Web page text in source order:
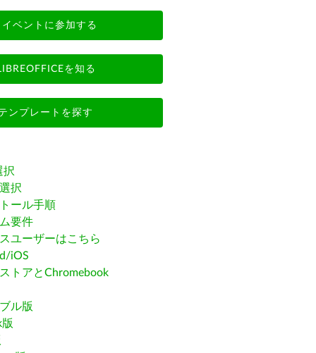
イベントに参加する
を知る
ンプレートを探す
択
択
ール手順
要件
ユーザーはこちら
iOS
トアとChromebook
ル版